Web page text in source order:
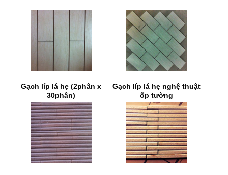
Gạch líp lá hẹ (2phân x
30phân)
Gạch líp lá hẹ nghệ thuật
ốp tường